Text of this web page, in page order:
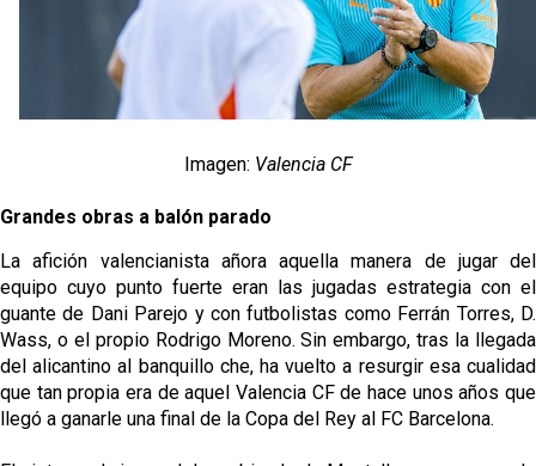
Imagen: Valencia CF
Grandes obras a balón parado
La afición valencianista añora aquella manera de jugar del
equipo cuyo punto fuerte eran las jugadas estrategia con el
guante de Dani Parejo y con futbolistas como Ferrán Torres, D.
Wass, o el propio Rodrigo Moreno. Sin embargo, tras la llegada
del alicantino al banquillo che, ha vuelto a resurgir esa cualidad
que tan propia era de aquel Valencia CF de hace unos años que
llegó a ganarle una final de la Copa del Rey al FC Barcelona.